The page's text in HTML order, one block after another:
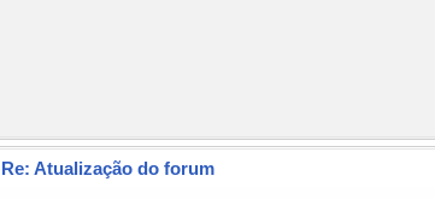
Re: Atualização do forum